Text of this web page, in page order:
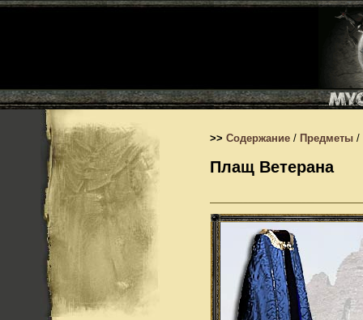
>> Содержание / Предметы /
Плащ Ветерана